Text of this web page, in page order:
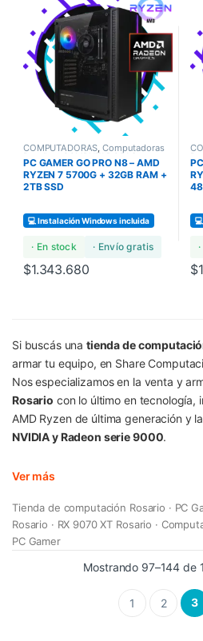
COMPUTADORAS ,Computadoras
COMPUTADORAS
GAMERS
PC GAMER GO PRO N8 – AMD
RYZEN 7 5700G + 32GB RAM +
2TB SSD
💻 Instalación Windows incluida
· En stock · Envío gratis
$1.343.680 $
Si buscás unatienda de
armar tu equipo, en Share
Nos especializamos en la venta y
Rosario con lo último en tecnología,
AMD Ryzen de última generación y
NVIDIA y Radeon serie 9000.
Ver más
Tienda de computación Rosario · PC
Rosario · RX 9070 XT Rosario ·
PC Gamer
Mostrando 97–144 de
1 2 3